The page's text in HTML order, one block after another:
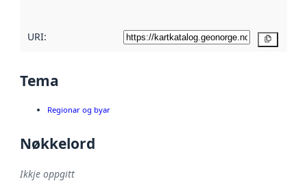
URI:
Tema
Regionar og byar
Nøkkelord
Ikkje oppgitt